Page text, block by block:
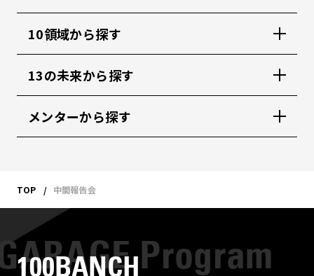
10領域から探す
13の未来から探す
メンターから探す
TOP 中間報告会
100BANCH